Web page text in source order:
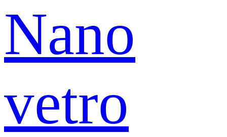
Nano
vetro